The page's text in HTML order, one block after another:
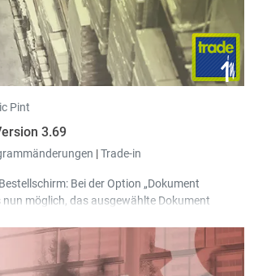
Pint
3.69
|Trade-in
Bei der Option „Dokument
nun möglich, das ausgewählte Dokument
eine Auswahl gefiltert werden können.